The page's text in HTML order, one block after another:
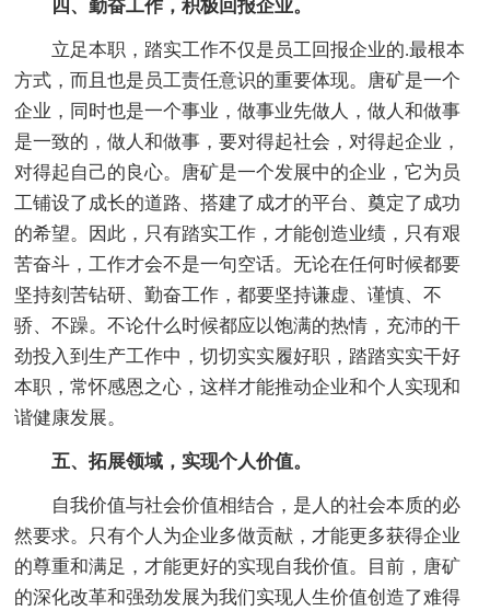
四、勤奋工作，积极回报企业。
立足本职，踏实工作不仅是员工回报企业的.最根本
方式，而且也是员工责任意识的重要体现。唐矿是一个
企业，同时也是一个事业，做事业先做人，做人和做事
是一致的，做人和做事，要对得起社会，对得起企业，
对得起自己的良心。唐矿是一个发展中的企业，它为员
工铺设了成长的道路、搭建了成才的平台、奠定了成功
的希望。因此，只有踏实工作，才能创造业绩，只有艰
苦奋斗，工作才会不是一句空话。无论在任何时候都要
坚持刻苦钻研、勤奋工作，都要坚持谦虚、谨慎、不
骄、不躁。不论什么时候都应以饱满的热情，充沛的干
劲投入到生产工作中，切切实实履好职，踏踏实实干好
本职，常怀感恩之心，这样才能推动企业和个人实现和
谐健康发展。
五、拓展领域，实现个人价值。
自我价值与社会价值相结合，是人的社会本质的必
然要求。只有个人为企业多做贡献，才能更多获得企业
的尊重和满足，才能更好的实现自我价值。目前，唐矿
的深化改革和强劲发展为我们实现人生价值创造了难得